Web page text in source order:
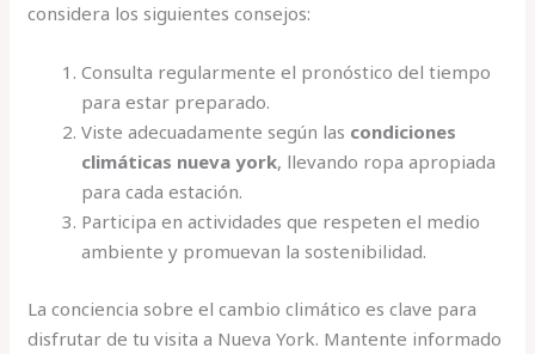
considera los siguientes consejos:
Consulta regularmente el pronóstico del tiempo
para estar preparado.
Viste adecuadamente según las condiciones
climáticas nueva york, llevando ropa apropiada
para cada estación.
Participa en actividades que respeten el medio
ambiente y promuevan la sostenibilidad.
La conciencia sobre el cambio climático es clave para
disfrutar de tu visita a Nueva York. Mantente informado